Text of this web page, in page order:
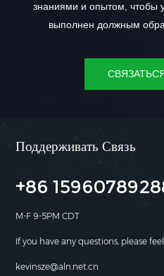
знаниями и опытом, чтобы
выполнен должным
Поддерживать Связь
+86
M-F 9-5PM CDT
If you have any questions, please
kevinsze@aln.net.cn